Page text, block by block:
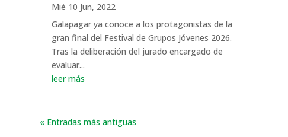
Mié 10 Jun, 2022
Galapagar ya conoce a los protagonistas de la
gran final del Festival de Grupos Jóvenes 2026.
Tras la deliberación del jurado encargado de
evaluar...
leer más
« Entradas más antiguas